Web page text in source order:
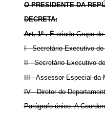
O PRESIDENTE DA
DECRETA:
Art. 1º .É criado Grupo
I - Secretário-Executivo
II - Secretário-Executivo
III - Assessor Especial da
IV - Diretor do
Parágrafo único. A